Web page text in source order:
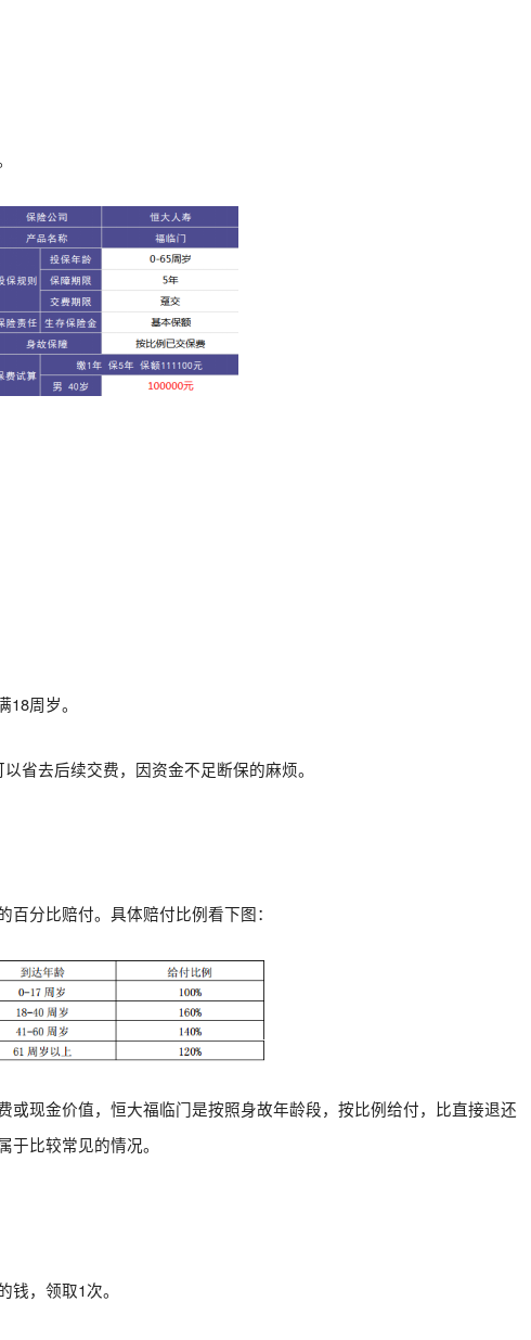
周岁。
省去后续交费，因资金不足断保的麻烦。
分比赔付。具体赔付比例看下图：
或现金价值，恒大福临门是按照身故年龄段，按比例给付，比直接退还
比较常见的情况。
，领取1次。